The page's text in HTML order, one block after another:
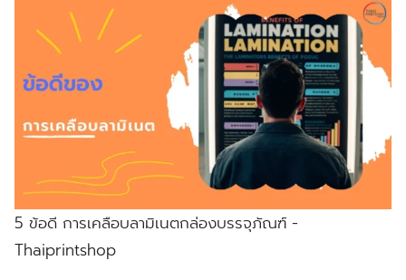
5 ข้อดี การเคลือบลามิเนตกล่องบรรจุภัณฑ์ -
Thaiprintshop